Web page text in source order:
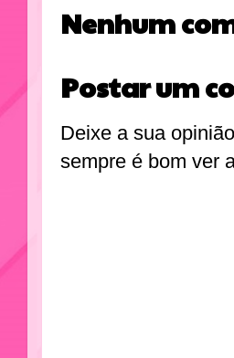
Nenhum
Postar um
Deixe a sua
sempre é bom ver